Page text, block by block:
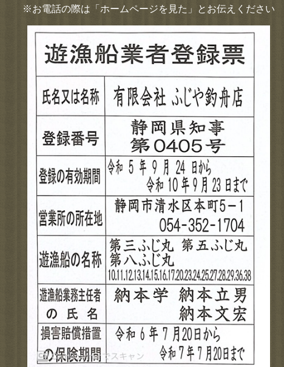
※お電話の際は「ホームページを見た」とお伝えください